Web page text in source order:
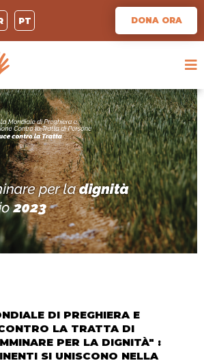
PT DONA ORA
DI PREGHIERA E
LA TRATTA DI
PER LA DIGNITÀ" :
SI UNISCONO NELLA